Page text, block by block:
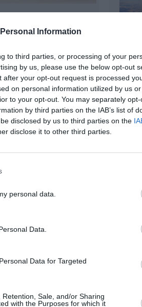
Information
to third parties, or processing of your
by us, please use the below opt-out
your opt-out request is processed
on personal information utilized by us
to your opt-out. You may separately
by third parties on the IAB’s list of
disclosed by us to third parties on the
disclose it to other third parties.
personal data.
Data.
Data for Targeted
Sale, and/or Sharing
with the Purposes for which it
!